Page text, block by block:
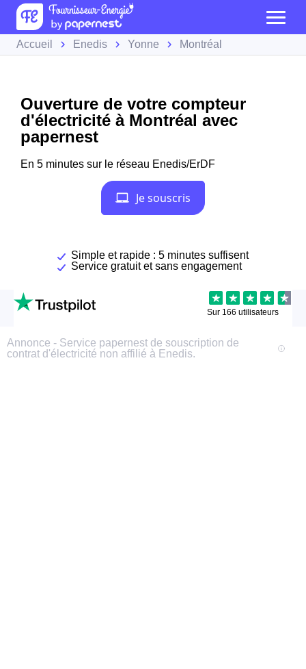
Accueil Enedis Yonne Montréal